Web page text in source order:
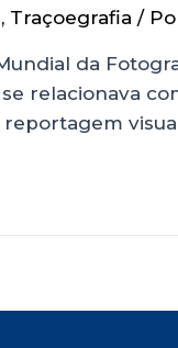
, Traçoegrafia /
da
relacionava